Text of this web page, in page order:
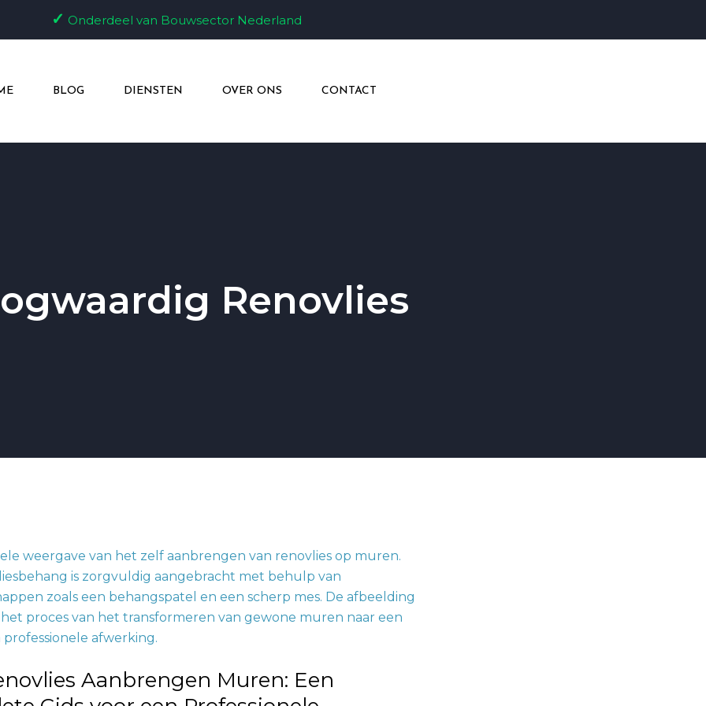
✓ Onderdeel van Bouwsector Nederland
BLOG DIENSTEN OVER ONS CONTACT
Renovlies
Aanbrengen Muren: Een